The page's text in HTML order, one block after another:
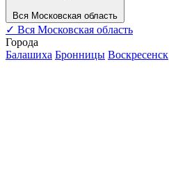
Вся Московская область
✓ Вся Московская область
Города
Балашиха Бронницы Воскресенск